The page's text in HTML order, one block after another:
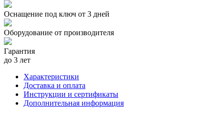
Оснащение под ключ от 3 дней
Оборудование от производителя
Гарантия
до 3 лет
Характеристики
Доставка и оплата
Инструкции и сертификаты
Дополнительная информация